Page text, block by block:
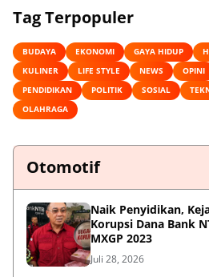
Tag Terpopuler
BUDAYA EKONOMI GAYA HIDUP
KULINER
LIFE STYLE NEWS OPINI
PENDIDIKAN
POLITIK SOSIAL
OLAHRAGA
Otomotif
Naik Penyidikan,
Korupsi Dana Bank
MXGP 2023
Juli 28, 2026